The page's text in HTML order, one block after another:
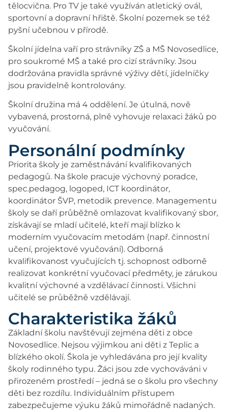
tělocvična. Pro TV je také využíván atletický ovál,
sportovní a dopravní hřiště. Školní pozemek se též
pyšní učebnou v přírodě.
Školní jídelna vaří pro strávníky ZŠ a MŠ Novosedlice,
pro soukromé MŠ a také pro cizí strávníky. Jsou
dodržována pravidla správné výživy dětí, jídelníčky
jsou pravidelně kontrolovány.
Školní družina má 4 oddělení. Je útulná, nově
vybavená, prostorná, plně vyhovuje relaxaci žáků po
vyučování.
Personální podmínky
Priorita školy je zaměstnávání kvalifikovaných
pedagogů. Na škole pracuje výchovný poradce,
spec.pedagog, logoped, ICT koordinátor,
koordinátor ŠVP, metodik prevence. Managementu
školy se daří průběžně omlazovat kvalifikovaný sbor,
získávají se mladí učitelé, kteří mají blízko k
moderním vyučovacím metodám (např. činnostní
učení, projektové vyučování). Odborná
kvalifikovanost vyučujících tj. schopnost odborně
realizovat konkrétní vyučovací předměty, je zárukou
kvalitní výchovné a vzdělávací činnosti. Všichni
učitelé se průběžně vzdělávají.
Charakteristika žáků
Základní školu navštěvují zejména děti z obce
Novosedlice. Nejsou výjimkou ani děti z Teplic a
blízkého okolí. Škola je vyhledávána pro její kvality
školy rodinného typu. Žáci jsou zde vychováváni v
přirozeném prostředí – jedná se o školu pro všechny
děti bez rozdílu. Individuálním přístupem
zabezpečujeme výuku žáků mimořádně nadaných.